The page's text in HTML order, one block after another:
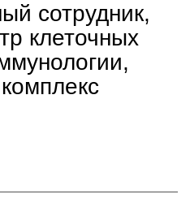
сотрудник,
клеточных